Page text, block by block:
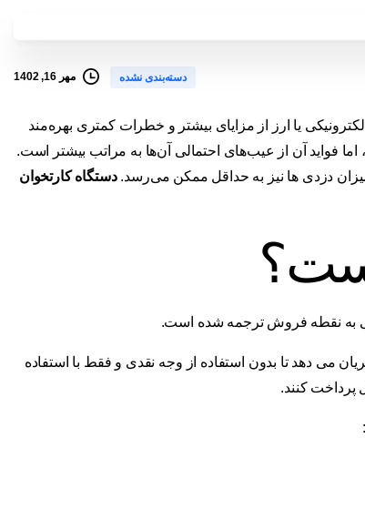
دسته‌بندی نشده مهر 16, 1402
یا ارز از مزایای بیشتر و خطرات کمتری بهره‌‌مند
فواید آن از عیب‌های احتمالی آن‌ها به مراتب بیشتر است.
دزدی ها نیز به حداقل ممکن می‌رسد.دستگاه کارتخوان
می دهد تا بدون استفاده از وجه نقدی و فقط با استفاده
پرداخت کنند.